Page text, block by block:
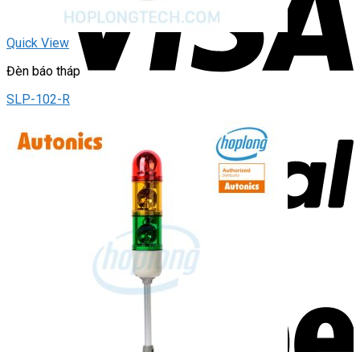
Quick View
Đèn báo tháp
SLP-102-R